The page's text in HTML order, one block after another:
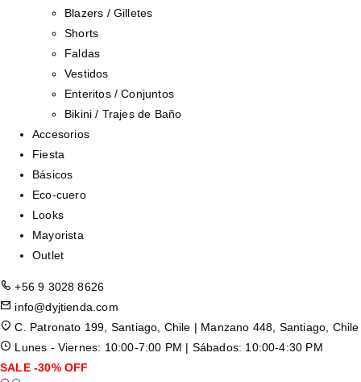
Blazers / Gilletes
Shorts
Faldas
Vestidos
Enteritos / Conjuntos
Bikini / Trajes de Baño
Accesorios
Fiesta
Básicos
Eco-cuero
Looks
Mayorista
Outlet
+56 9 3028 8626
info@dyjtienda.com
C. Patronato 199, Santiago, Chile | Manzano 448, Santiago, Chile
Lunes - Viernes: 10:00-7:00 PM | Sábados: 10:00-4:30 PM
SALE -30% OFF